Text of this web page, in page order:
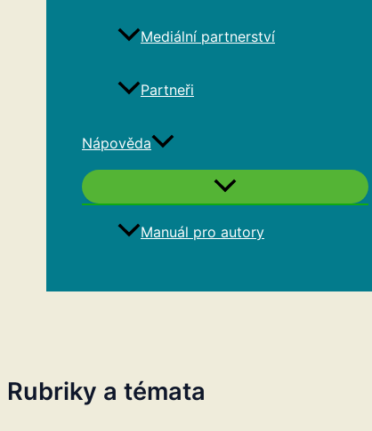
Mediální partnerství
Partneři
Nápověda
Manuál pro autory
Rubriky a témata